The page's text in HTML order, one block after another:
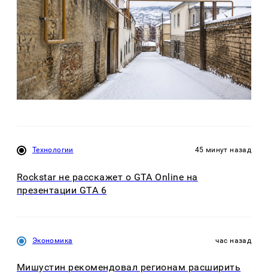
Технологии 45 минут назад
Rockstar не расскажет о GTA Online на
презентации GTA 6
Экономика час назад
Мишустин рекомендовал регионам расширить